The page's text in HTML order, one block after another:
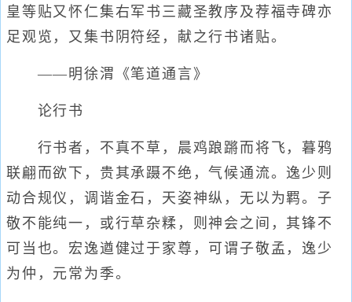
皇等贴又怀仁集右军书三藏圣教序及荐福寺碑亦
足观览，又集书阴符经，献之行书诸贴。
——明徐渭《笔道通言》
论行书
行书者，不真不草，晨鸡踉蹡而将飞，暮鸦
联翩而欲下，贵其承蹑不绝，气候通流。逸少则
动合规仪，调谐金石，天姿神纵，无以为羁。子
敬不能纯一，或行草杂糅，则神会之间，其锋不
可当也。宏逸遒健过于家尊，可谓子敬孟，逸少
为仲，元常为季。